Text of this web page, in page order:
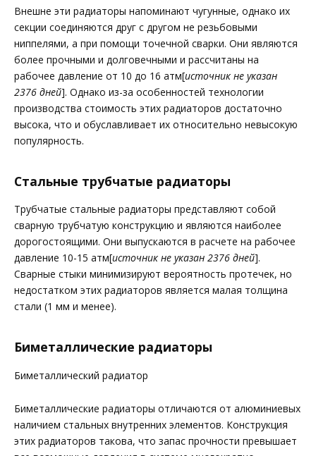
Внешне эти радиаторы напоминают чугунные, однако их
секции соединяются друг с другом не резьбовыми
ниппелями, а при помощи точечной сварки. Они являются
более прочными и долговечными и рассчитаны на
рабочее давление от 10 до 16 атм[источник не указан
2376 дней]. Однако из-за особенностей технологии
производства стоимость этих радиаторов достаточно
высока, что и обуславливает их относительно невысокую
популярность.
Стальные трубчатые радиаторы
Трубчатые стальные радиаторы представляют собой
сварную трубчатую конструкцию и являются наиболее
дорогостоящими. Они выпускаются в расчете на рабочее
давление 10-15 атм[источник не указан 2376 дней].
Сварные стыки минимизируют вероятность протечек, но
недостатком этих радиаторов является малая толщина
стали (1 мм и менее).
Биметаллические радиаторы
Биметаллический радиатор
Биметаллические радиаторы отличаются от алюминиевых
наличием стальных внутренних элементов. Конструкция
этих радиаторов такова, что запас прочности превышает